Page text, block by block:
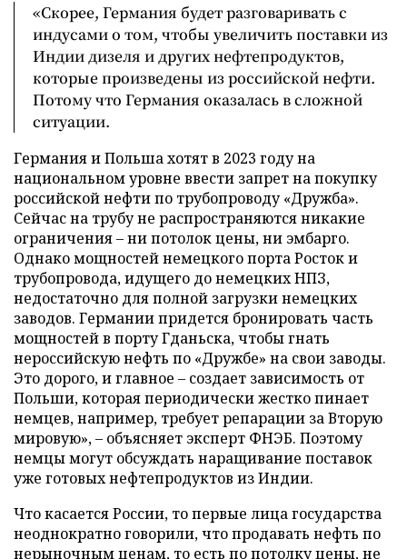
«Скорее, Германия будет разговаривать с
индусами о том, чтобы увеличить поставки из
Индии дизеля и других нефтепродуктов,
которые произведены из российской нефти.
Потому что Германия оказалась в сложной
ситуации.
Германия и Польша хотят в 2023 году на
национальном уровне ввести запрет на покупку
российской нефти по трубопроводу «Дружба».
Сейчас на трубу не распространяются никакие
ограничения – ни потолок цены, ни эмбарго.
Однако мощностей немецкого порта Росток и
трубопровода, идущего до немецких НПЗ,
недостаточно для полной загрузки немецких
заводов. Германии придется бронировать часть
мощностей в порту Гданьска, чтобы гнать
нероссийскую нефть по «Дружбе» на свои заводы.
Это дорого, и главное – создает зависимость от
Польши, которая периодически жестко пинает
немцев, например, требует репарации за Вторую
мировую», – объясняет эксперт ФНЭБ. Поэтому
немцы могут обсуждать наращивание поставок
уже готовых нефтепродуктов из Индии.
Что касается России, то первые лица государства
неоднократно говорили, что продавать нефть по
нерыночным ценам, то есть по потолку цены, не